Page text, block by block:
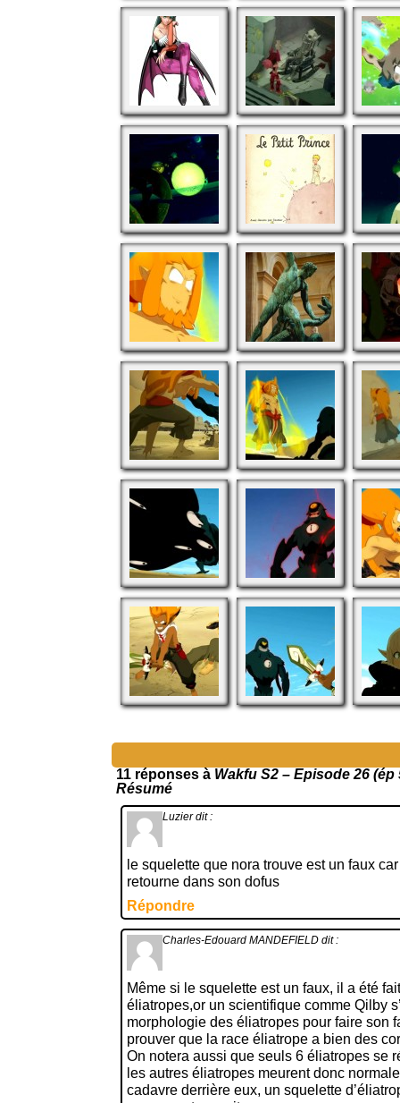
11 réponses à Wakfu S2 – Episode 26
Résumé
Luzier dit :
le squelette que nora trouve est un faux
retourne dans son dofus
Répondre
Charles-Edouard MANDEFIELD dit :
Même si le squelette est un faux, il a été
éliatropes,or un scientifique comme Qilby
morphologie des éliatropes pour faire son
prouver que la race éliatrope a bien des
On notera aussi que seuls 6 éliatropes se
les autres éliatropes meurent donc
cadavre derrière eux, un squelette